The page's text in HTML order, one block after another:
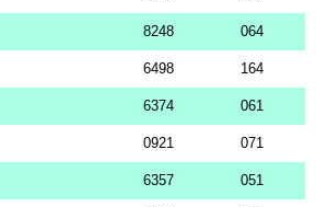
8248 064
6498 164
6374 061
0921 071
6357 051